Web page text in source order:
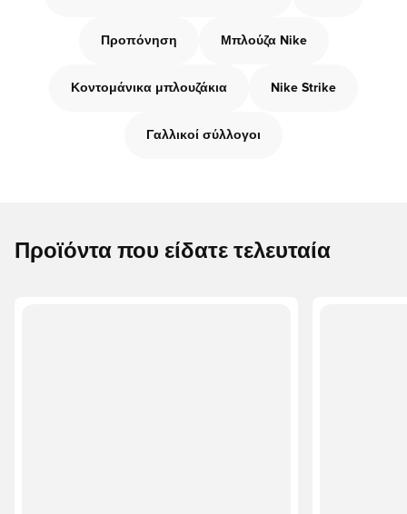
Προπόνηση Μπλούζα Nike
Κοντομάνικα μπλουζάκια Nike Strike
Γαλλικοί σύλλογοι
Προϊόντα που είδατε τελευταία